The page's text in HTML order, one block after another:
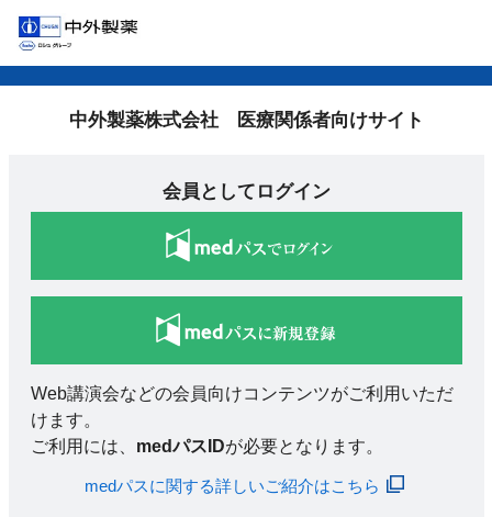
中外製薬株式会社 医療関係者向けサイト
会員としてログイン
Web講演会などの会員向けコンテンツがご利用いただ
けます。
ご利用には、 medパスIDが必要となります。
medパスに関する詳しいご紹介はこちら